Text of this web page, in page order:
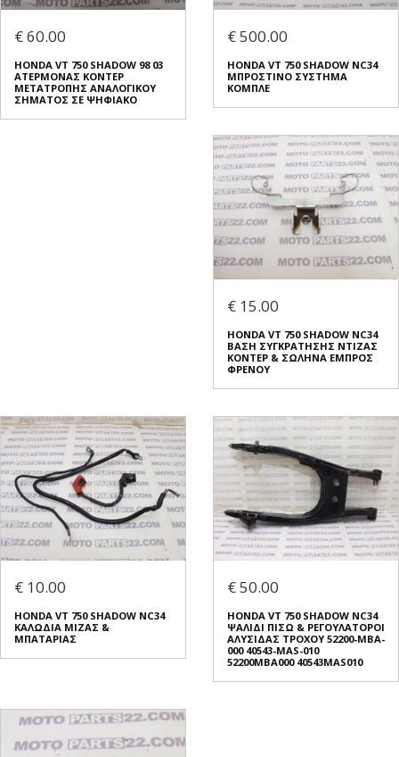
€ 60.00
HONDA VT 750 SHADOW 98 03
ΑΤΕΡΜΟΝΑΣ ΚΟΝΤΕΡ
ΜΕΤΑΤΡΟΠΗΣ ΑΝΑΛΟΓΙΚΟΥ
ΣΗΜΑΤΟΣ ΣΕ ΨΗΦΙΑΚΟ
€ 500.00
HONDA VT 750 SHADOW NC34
ΜΠΡΟΣΤΙΝΟ ΣΥΣΤΗΜΑ
ΚΟΜΠΛΕ
€ 15.00
HONDA VT 750 SHADOW NC34
ΒΑΣΗ ΣΥΓΚΡΑΤΗΣΗΣ ΝΤΙΖΑΣ
ΚΟΝΤΕΡ & ΣΩΛΗΝΑ ΕΜΠΡΟΣ
ΦΡΕΝΟΥ
€ 10.00
HONDA VT 750 SHADOW NC34
ΚΑΛΩΔΙΑ ΜΙΖΑΣ &
ΜΠΑΤΑΡΙΑΣ
€ 50.00
HONDA VT 750 SHADOW NC34
ΨΑΛΙΔΙ ΠΙΣΩ & ΡΕΓΟΥΛΑΤΟΡΟΙ
ΑΛΥΣΙΔΑΣ ΤΡΟΧΟΥ 52200-MBA-
000 40543-MAS-010
52200MBA000 40543MAS010